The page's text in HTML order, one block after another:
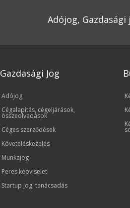
Adójog,
Gazdasági Jog
Adójog
Cégalapítás, cégeljárások,
összeolvadások
Céges szerződések
Követeléskezelés
Munkajog
Peres képviselet
Startup jogi tanácsadás